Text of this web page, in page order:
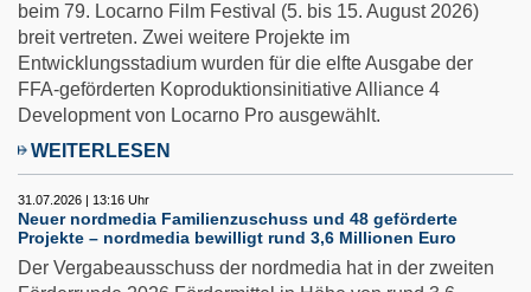
beim 79. Locarno Film Festival (5. bis 15. August 2026)
breit vertreten. Zwei weitere Projekte im
Entwicklungsstadium wurden für die elfte Ausgabe der
FFA-geförderten Koproduktionsinitiative Alliance 4
Development von Locarno Pro ausgewählt.
WEITERLESEN
31.07.2026 | 13:16 Uhr
Neuer nordmedia Familienzuschuss und 48 geförderte
Projekte – nordmedia bewilligt rund 3,6 Millionen Euro
Der Vergabeausschuss der nordmedia hat in der zweiten